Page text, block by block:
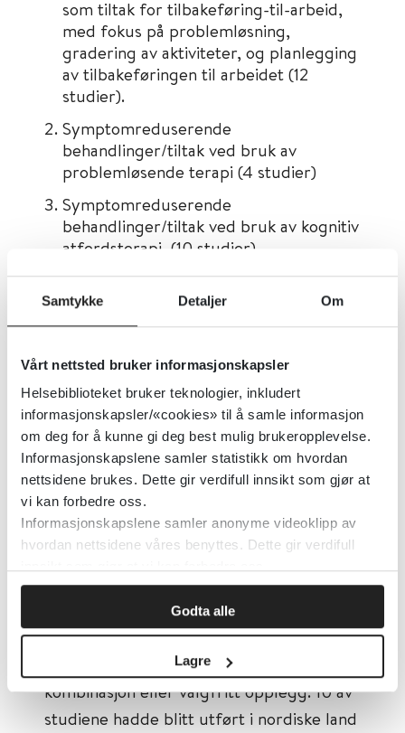
Samtykke Detaljer Om
Vårt nettsted bruker informasjonskapsler
Helsebiblioteket bruker teknologier, inkludert
informasjonskapsler/«cookies» til å samle informasjon
om deg for å kunne gi deg best mulig brukeropplevelse.
Informasjonskapslene samler statistikk om hvordan
nettsidene brukes. Dette gir verdifull innsikt som gjør at
vi kan forbedre oss.
Informasjonskapslene samler anonyme videoklipp av
hvordan nettsidene våres benyttes. Dette gir verdifull
Godta alle
Lagre
som tiltak for tilbakeføring-til-arbeid,
med fokus på problemløsning,
gradering av aktiviteter, og planlegging
av tilbakeføringen til arbeidet (12
studier).
Symptomreduserende
behandlinger/tiltak ved bruk av
problemløsende terapi (4 studier)
Symptomreduserende
behandlinger/tiltak ved bruk av kognitiv
atferdsterapi (10 studier)
Koordinerte tjenester, for eksempel
ved bruk av både psykoterapi,
medisinering, og økt oppfølging av
sykmeldt (3 studier).
I tillegg var det 12 studier som både
fokuserte på symptomredusering og
hadde arbeidsfokus, og 4 studier falt
utenfor alle kategoriene. Tiltakene varte
gjennomsnittlig 14 uker med
gjennomsnittlig 10.5 behandlingsstimer.
Overvekten av tiltakene ble levert som
individuell behandling, mens tre studier
hadde gruppetiltak, fire hadde
selvhjelpsformat, og syv hadde enten en
kombinasjon eller valgfritt opplegg. 10 av
studiene hadde blitt utført i nordiske land